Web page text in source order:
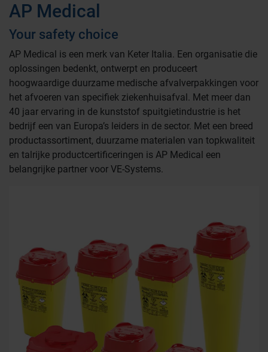
AP Medical
Your safety choice
AP Medical is een merk van Keter Italia. Een organisatie die
oplossingen bedenkt, ontwerpt en produceert
hoogwaardige duurzame medische afvalverpakkingen voor
het afvoeren van specifiek ziekenhuisafval. Met meer dan
40 jaar ervaring in de kunststof spuitgietindustrie is het
bedrijf een van Europa’s leiders in de sector. Met een breed
productassortiment, duurzame materialen van topkwaliteit
en talrijke productcertificeringen is AP Medical een
belangrijke partner voor VE-Systems.
Afvalinzamelaars
Farmaceutische industrie